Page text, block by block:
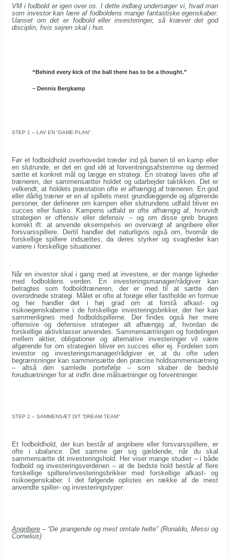
VM i fodbold er igen over os. I dette indlæg undersøger vi, hvad man
som investor kan lære af fodboldens mange fantastiske egenskaber.
Uanset om det er fodbold eller investeringer, så kræver det god
disciplin, hvis sejren skal i hus.
“Behind every kick of the ball there has to be a thought.”
– Dennis Bergkamp
STEP 1 – LAV EN “GAME-PLAN”
Før et fodboldhold overhovedet træder ind på banen til en kamp eller
en slutrunde, er det en god idé at forventningsafstemme og dermed
sætte et konkret mål og lægge en strategi. En strategi laves ofte af
træneren, der sammensætter holdet og udarbejder taktikken. Det er
velkendt, at holdets præstation ofte er afhængig af træneren. En god
eller dårlig træner er en af spillets mest grundlæggende og afgørende
personer, der definerer om kampen eller slutrundens udfald bliver en
succes eller fiasko. Kampens udfald er ofte afhængig af, hvorvidt
strategien er offensiv eller defensiv – og om disse greb bruges
korrekt ift. at anvende eksempelvis en overvægt af angribere eller
forsvarsspillere. Dertil handler det naturligvis også om, hvornår de
forskellige spillere indsættes, da deres styrker og svagheder kan
variere i forskellige situationer.
Når en investor skal i gang med at investere, er der mange ligheder
med fodboldens verden. En investeringsmanager/rådgiver kan
betragtes som fodboldtræneren, der er med til at sætte den
overordnede strategi. Målet er ofte at forøge eller fastholde en formue
og her handler det i høj grad om at forstå afkast- og
risikoegenskaberne i de forskellige investeringsbrikker, der her kan
sammenlignes med fodboldspillerne. Der findes også her mere
offensive og defensive strategier alt afhængig af, hvordan de
forskellige aktivklasser anvendes. Sammensætningen og fordelingen
mellem aktier, obligationer og alternative investeringer vil være
afgørende for om strategien bliver en succes eller ej. Fordelen som
investor og investeringsmanager/rådgiver er, at du ofte uden
begrænsninger kan sammensætte den præcise holdsammensætning
– altså den samlede portefølje – som skaber de bedste
forudsætninger for at indfri dine målsætninger og forventninger.
STEP 2 – SAMMENSÆT DIT “DREAM TEAM”
Et fodboldhold, der kun består af angribere eller forsvarsspillere, er
ofte i ubalance. Det samme gør sig gældende, når du skal
sammensætte dit investeringshold. Her viser mange studier – i både
fodbold og investeringsverdenen – at de bedste hold består af flere
forskellige spillere/investeringsbrikker med forskellige afkast- og
risikoegenskaber. I det følgende oplistes en række af de mest
anvendte spiller- og investeringstyper:
Angribere – “De prangende og mest omtale helte” (Ronaldo, Messi og
Cornelius)